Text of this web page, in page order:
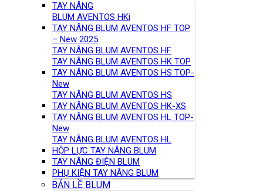
TAY NÂNG
BLUM AVENTOS HKi
TAY NÂNG BLUM AVENTOS HF TOP
– New 2025
TAY NÂNG BLUM AVENTOS HF
TAY NÂNG BLUM AVENTOS HK TOP
TAY NÂNG BLUM AVENTOS HS TOP-
New
TAY NÂNG BLUM AVENTOS HS
TAY NÂNG BLUM AVENTOS HK-XS
TAY NÂNG BLUM AVENTOS HL TOP-
New
TAY NÂNG BLUM AVENTOS HL
HỘP LỰC TAY NÂNG BLUM
TAY NÂNG ĐIỆN BLUM
PHỤ KIỆN TAY NÂNG BLUM
BẢN LỀ BLUM